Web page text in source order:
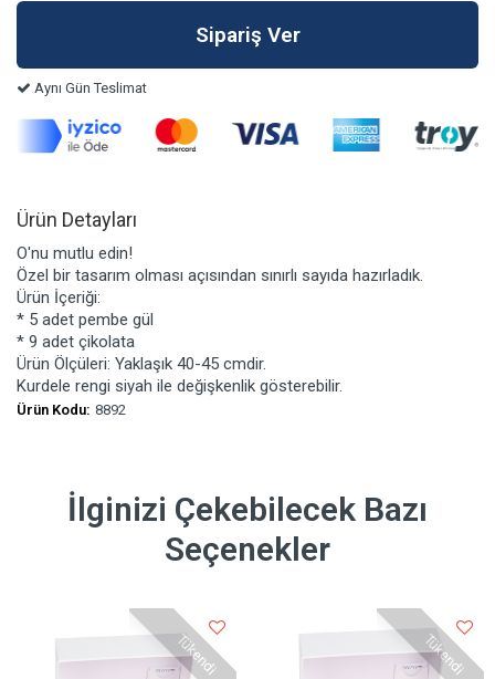
Aynı Gün Teslimat
Ürün Detayları
O'nu mutlu edin!
Özel bir tasarım olması açısından sınırlı sayıda hazırladık.
Ürün İçeriği:
* 5 adet pembe gül
* 9 adet çikolata
Ürün Ölçüleri: Yaklaşık 40-45 cmdir.
Kurdele rengi siyah ile değişkenlik gösterebilir.
Ürün Kodu: 8892
İlginizi Çekebilecek Bazı
Seçenekler
Tükendi Tükendi